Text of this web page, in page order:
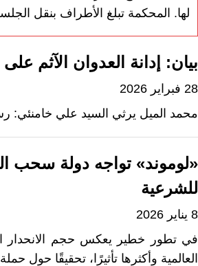
لها. المحكمة تبلغ الأطراف بنقل
بيان: إدانة العدوان الآثم على
28 فبراير 2026
محمد الميل يرثي السيد علي خامنئي:
«لوموند» تواجه دولة سحب
للشرعية
8 يناير 2026
في تطور خطير يعكس حجم الانحدار
العالمية وأكثرها تأثيرًا، تحقيقًا